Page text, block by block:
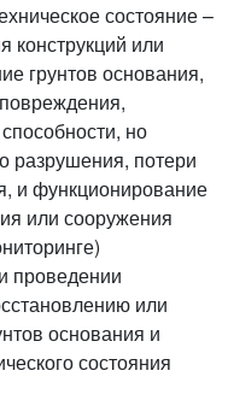
состояние –
конструкций или
грунтов основания,
но
разрушения, потери
и функционирование
или сооружения
проведении
или
основания и
состояния